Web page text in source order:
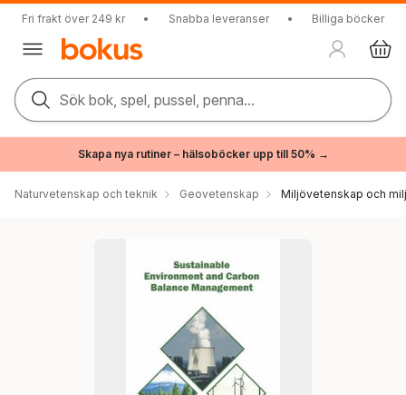
Fri frakt över 249 kr • Snabba leveranser • Billiga böcker
Sök bok, spel, pussel, penna...
Skapa nya rutiner – hälsoböcker upp till 50% →
Naturvetenskap och teknik Geovetenskap Miljövetenskap och